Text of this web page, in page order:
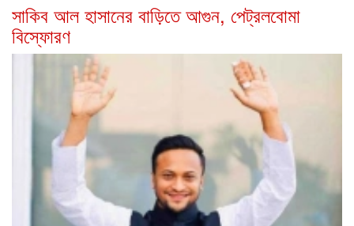
সাকিব আল হাসানের বাড়িতে আগুন, পেট্রলবোমা
বিস্ফোরণ